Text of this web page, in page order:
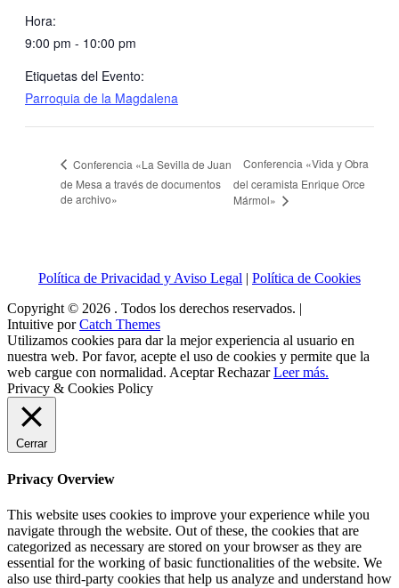
Hora:
9:00 pm - 10:00 pm
Etiquetas del Evento:
Parroquia de la Magdalena
Conferencia «La Sevilla de Juan
de Mesa a través de documentos
de archivo»
Conferencia «Vida y Obra
del ceramista Enrique Orce
Mármol»
Política de Privacidad y Aviso Legal | Política de Cookies
Copyright © 2026 . Todos los derechos reservados. |
Intuitive porCatch Themes
Utilizamos cookies para dar la mejor experiencia al usuario en
nuestra web. Por favor, acepte el uso de cookies y permite que la
web cargue con normalidad. Aceptar Rechazar Leer más.
Privacy & Cookies Policy
Cerrar
Privacy Overview
This website uses cookies to improve your experience while you
navigate through the website. Out of these, the cookies that are
categorized as necessary are stored on your browser as they are
essential for the working of basic functionalities of the website. We
also use third-party cookies that help us analyze and understand how